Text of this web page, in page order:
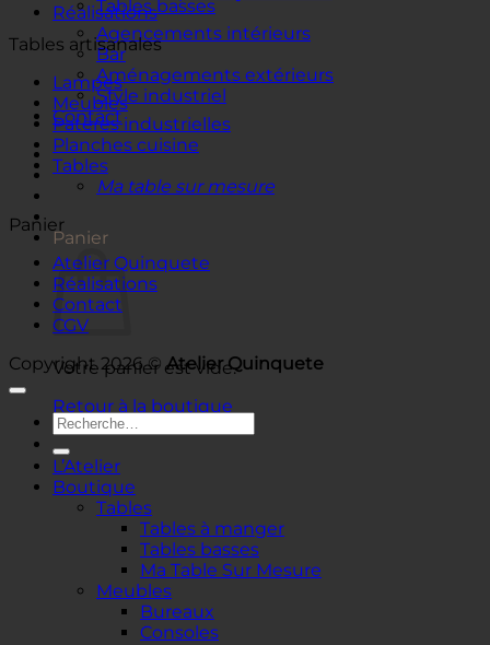
Réalisations
Agencements intérieurs
Bar
Aménagements extérieurs
Style industriel
Contact
Panier
Votre panier est vide.
Retour à la boutique
Tables basses
Tables artisanales
Lampes
Meubles
Patères industrielles
Planches cuisine
Tables
Ma table sur mesure
Panier
Atelier Quinquete
Réalisations
Contact
CGV
Copyright 2026 ©Atelier Quinquete
Recherche
pour :
L’Atelier
Boutique
Tables
Tables à manger
Tables basses
Ma Table Sur Mesure
Meubles
Bureaux
Consoles